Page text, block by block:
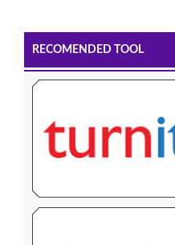
RECOMENDED TOOL